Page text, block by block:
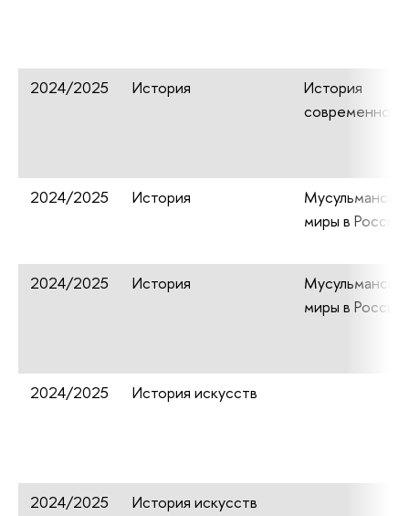
2024/2025 История
История
современного
2024/2025 История
миры в России
2024/2025 История
миры в России
2024/2025 История искусств
2024/2025 История искусств